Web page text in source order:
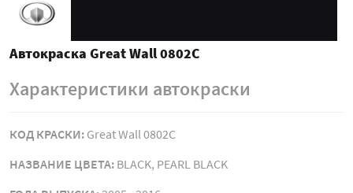
Автокраска Great Wall 0802C
Характеристики автокраски
КОД КРАСКИ: Great Wall 0802C
НАЗВАНИЕ ЦВЕТА: BLACK, PEARL BLACK